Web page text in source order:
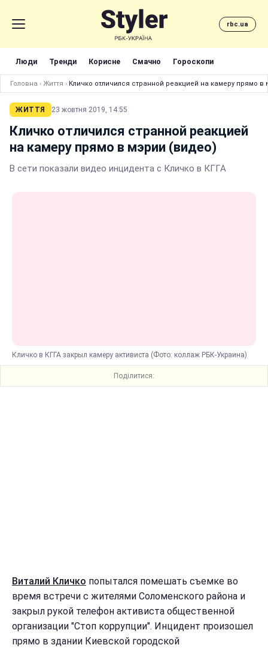
rbc.ua
Люди Тренди Корисне Смачно Гороскопи
Головна › Життя › Кличко отличился странной реакцией на камеру прямо
ЖИТТЯ 23 жовтня 2019, 14:55
Кличко отличился странной реакцией
на камеру прямо в мэрии (видео)
В сети показали видео инцидента с Кличко в КГГА
Кличко в КГГА закрыл камеру активиста (Фото: коллаж РБК-Украина)
Поділитися:
Виталий Кличко попытался помешать съемке во
время встречи с жителями Соломенского района и
закрыл рукой телефон активиста общественной
организации "Стоп коррупции". Инцидент произошел
прямо в здании Киевской городской